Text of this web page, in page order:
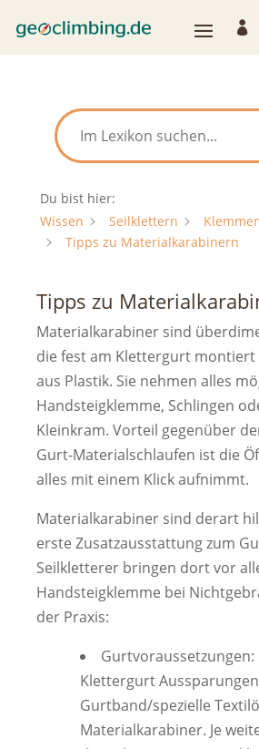

Du bist hier:
Wissen
Seilklettern
Tipps zu Materialkarabinern
Tipps zu
Materialkarabiner sind
die fest am Klettergurt montiert
aus Plastik. Sie nehmen alles
Handsteigklemme, Schlingen
Kleinkram. Vorteil gegenüber
Gurt-Materialschlaufen ist die
alles mit einem Klick aufnimmt.
Materialkarabiner sind derart
erste Zusatzausstattung zum
Seilkletterer bringen dort vor
Handsteigklemme bei
der Praxis:
Klettergurt
Gurtband/spezielle
Materialkarabiner. Je